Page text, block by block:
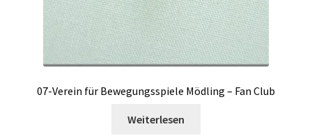
07-Verein für Bewegungsspiele Mödling – Fan Club
Weiterlesen